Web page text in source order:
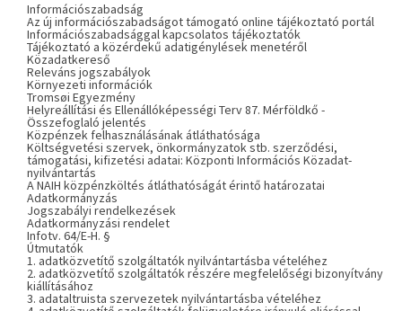
Információszabadság
Az új információszabadságot támogató online tájékoztató portál
Információszabadsággal kapcsolatos tájékoztatók
Tájékoztató a közérdekű adatigénylések menetéről
Közadatkereső
Releváns jogszabályok
Környezeti információk
Tromsøi Egyezmény
Helyreállítási és Ellenállóképességi Terv 87. Mérföldkő -
Összefoglaló jelentés
Közpénzek felhasználásának átláthatósága
Költségvetési szervek, önkormányzatok stb. szerződési,
támogatási, kifizetési adatai: Központi Információs Közadat-
nyilvántartás
A NAIH közpénzköltés átláthatóságát érintő határozatai
Adatkormányzás
Jogszabályi rendelkezések
Adatkormányzási rendelet
Infotv. 64/E-H. §
Útmutatók
1. adatközvetítő szolgáltatók nyilvántartásba vételéhez
2. adatközvetítő szolgáltatók részére megfelelőségi bizonyítvány
kiállításához
3. adataltruista szervezetek nyilvántartásba vételéhez